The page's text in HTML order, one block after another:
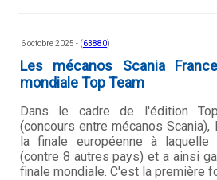
6 octobre 2025 - (63880)
Les mécanos Scania
mondiale Top Team
Dans le cadre de l'édition
(concours entre mécanos Scania),
la finale européenne à laquelle
(contre 8 autres pays) et a ainsi
finale mondiale. C'est la première